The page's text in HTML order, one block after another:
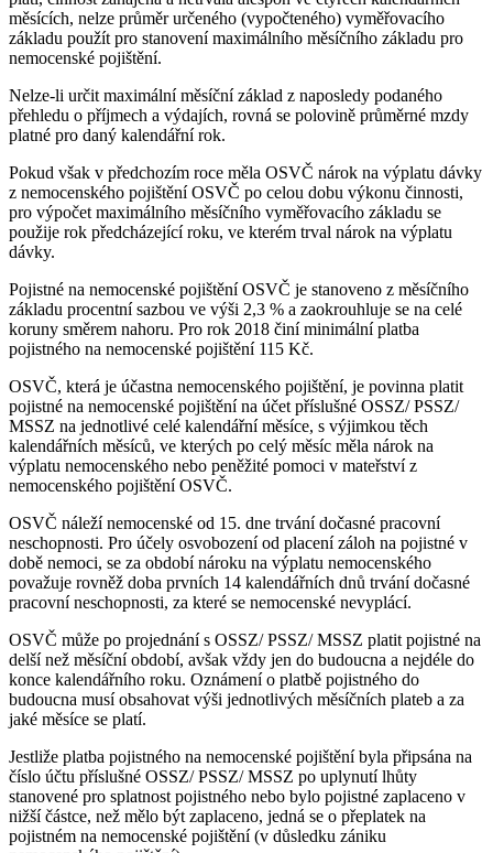
měsících, nelze průměr určeného (vypočteného) vyměřovacího
základu použít pro stanovení maximálního měsíčního základu pro
nemocenské pojištění.
Nelze-li určit maximální měsíční základ z naposledy podaného
přehledu o příjmech a výdajích, rovná se polovině průměrné mzdy
platné pro daný kalendářní rok.
Pokud však v předchozím roce měla OSVČ nárok na výplatu dávky
z nemocenského pojištění OSVČ po celou dobu výkonu činnosti,
pro výpočet maximálního měsíčního vyměřovacího základu se
použije rok předcházející roku, ve kterém trval nárok na výplatu
dávky.
Pojistné na nemocenské pojištění OSVČ je stanoveno z měsíčního
základu procentní sazbou ve výši 2,3 % a zaokrouhluje se na celé
koruny směrem nahoru. Pro rok 2018 činí minimální platba
pojistného na nemocenské pojištění 115 Kč.
OSVČ, která je účastna nemocenského pojištění, je povinna platit
pojistné na nemocenské pojištění na účet příslušné OSSZ/ PSSZ/
MSSZ na jednotlivé celé kalendářní měsíce, s výjimkou těch
kalendářních měsíců, ve kterých po celý měsíc měla nárok na
výplatu nemocenského nebo peněžité pomoci v mateřství z
nemocenského pojištění OSVČ.
OSVČ náleží nemocenské od 15. dne trvání dočasné pracovní
neschopnosti. Pro účely osvobození od placení záloh na pojistné v
době nemoci, se za období nároku na výplatu nemocenského
považuje rovněž doba prvních 14 kalendářních dnů trvání dočasné
pracovní neschopnosti, za které se nemocenské nevyplácí.
OSVČ může po projednání s OSSZ/ PSSZ/ MSSZ platit pojistné na
delší než měsíční období, avšak vždy jen do budoucna a nejdéle do
konce kalendářního roku. Oznámení o platbě pojistného do
budoucna musí obsahovat výši jednotlivých měsíčních plateb a za
jaké měsíce se platí.
Jestliže platba pojistného na nemocenské pojištění byla připsána na
číslo účtu příslušné OSSZ/ PSSZ/ MSSZ po uplynutí lhůty
stanovené pro splatnost pojistného nebo bylo pojistné zaplaceno v
nižší částce, než mělo být zaplaceno, jedná se o přeplatek na
pojistném na nemocenské pojištění (v důsledku zániku